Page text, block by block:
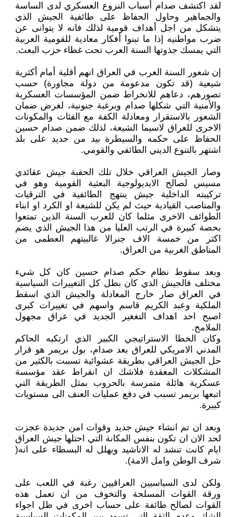
لقد اكتشف صدام أسباب النزوع العسكري لدى الساسة
والجماهير وحاول الحفاظ على طائفية الجيش الذي
يتشكل من اجل أهداف قومية لذلك فانه لا يتوانى عن
ضرب مواطنيه إذا ما تبنوا أفكار معادية للقومية العربية
التي يمسك جذوتها السنة العرب تحت غطاء حزب البعث.
إن شعور السنة العرب في العراق انهم أقلية أمام أكثرية
شيعية (قد تكون مدعومة من دولة مجاورة) حسب
تصورهم، دعاهم للانخراط ضمن المؤسسات العسكرية
والأمنية التي شكلها صدام وبرغبة جنونية، لغرض ضمان
الشعور بالاستقرار ومعادلة الكفة مع الفئات والمكونات
الاخرى للعراق لاسيما الشيعة، لذلك ضمن صدام حسين
الحفاظ على حكمه والسيطرة بيد من حديد على بلد
اشتهر بالتنوع الديني الطائفي والقومي.
وصار الجيش العراقي خلال تلك الحقبة جيش عقائدي
مسيس لصالح الايديولوجية البعثية القومية وهو في
تركيبته الداخلية جيش ينتهج الطائفية في الترقيات
والمناصب القيادية حيث لم يكن للشيعة او الكرد او ابناء
الطوائف الاخرى مثلما كان للعرب السنة الذين تمتعوا
بحصة كبيرة في الرتب العليا من هذا الجيش الذي يضم
اكثر من خمسة الاف جنرالا غالبيتهم العطمى من
المناطق الغربية من العراق.
وبعد سقوط نظام حكم صدام حسين كان كل شيء
مختلف فالجيش الذي كان بطل كل التغييرات السياسية
في العراق صار خارج المعادلة والجيش الذي اسقط
الملكية وعبد الكريم قاسم واسهم في تغييرات كبرى
اصبح احد اهداف التغغير الجديد في عراق مجهول
الملامح.
وكان الخطا الاستراتيجي الكبير الذي ارتكبه الحاكم
المدني الامريكي للعراق بعد صدام، بول بريمر هو قرار
حل الجيش العراقي بطريقة عشوائية تسببت بالكثير من
المشكلات المعقدة فلاشك ان انفراط عقد مؤسسة
عسكرية هائلة متمرسة بالحروب بمثل الطريقة التي
اتبعها بريمر تسبب في دفع عمليات العنف الى مستويات
كبيرة.
وبعد ان تم انشاء جيش جديد وقوات امن جديدة عجزت
لحد الان ان تكون بنفس المكانة التي احتلها جيش العراق
ايام كانت تنشد له الاناشيد ويهلل له البسطاء على انه(
شرف الوطن وامل الامة).
ولكن لدى السياسيين العراقيين رغبة في اللعب على
ورقة القوات المسلحة والتخوف من ان تعمل هذه
القوات لصالح طائفة على حساب اخرى في ظل اجواء